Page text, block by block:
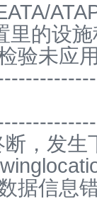
里的设
验未应
，发生
据信息